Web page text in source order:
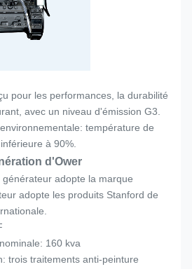
pour les performances, la durabilité
avec un niveau d'émission G3.
température de
à 90%.
d'Ower
adopte la marque
adopte les produits Stanford de
160 kva
trois traitements anti-peinture